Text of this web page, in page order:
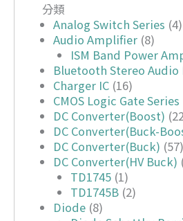
分類
Analog Switch Series (4)
Audio Amplifier (8)
ISM Band Power
Bluetooth Stereo Audio
Charger IC (16)
CMOS Logic Gate Series
DC Converter(Boost)
DC Converter(Buck-
DC Converter(Buck) (57)
DC Converter(HV Buck)
TD1745 (1)
TD1745B (2)
Diode (8)